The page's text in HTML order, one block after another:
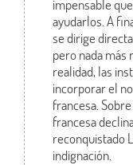
impensable
ayudarlos. A
se dirige
pero nada más
realidad, las
incorporar el
francesa.
francesa
reconquistado
indignación.